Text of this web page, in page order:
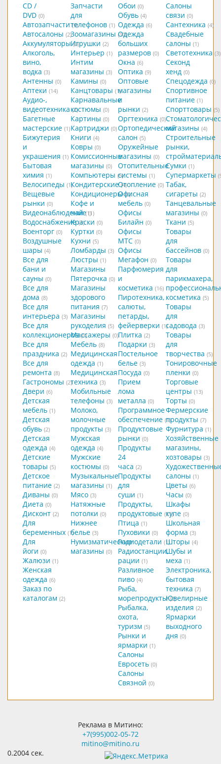
CD /
DVD (0)
Автозапчасти (9)
Автосалоны (2)
Аккумуляторы (0)
Алкоголь,
вино,
водка (3)
Антенны (0)
Аптеки (14)
Аудио-,
видеотехника (2)
Багетные
мастерские (1)
Бижутерия
и
украшения (1)
Бытовая
химия (1)
Велосипеды (1)
Вещевые
рынки (0)
Видеонаблюдение (1)
Водоснабжение (1)
Военторг (0)
Воздушные
шары (4)
Все для
бани и
сауны (0)
Все для
дома (8)
Все для
интерьера (3)
Все для
коллекционеров (0)
Все для
праздника (2)
Все для
ремонта (8)
Гастрономы (2)
Двери (6)
Детская
мебель (1)
Детская
обувь (2)
Детская
одежда (4)
Детские
товары (5)
Детское
питание (2)
Диваны (0)
Диета (0)
Дисконт (2)
Для
беременных (1)
Для
йоги (0)
Жалюзи (1)
Женская
одежда (6)
Заказ по
каталогам (2)
Запчасти
для
телефонов (1)
Зоомагазины (10)
Игрушки (2)
Интерьер (1)
Интим
магазины (3)
Камины (0)
Канцтовары (1)
Карнавальные
костюмы (0)
Картины (0)
Картриджи (0)
Книги (4)
Ковры (0)
Комиссионные
магазины (0)
Компьютеры (5)
Кондитерские (4)
Кондиционеры (0)
Кофе и
чай (1)
Краски (0)
Куртки (0)
Кухни (5)
Ломбарды (3)
Люстры (1)
Магазины
Пятерочка (0)
Магазины
здорового
питания (7)
Магазины
рукоделия (5)
Массажеры (0)
Мебель (8)
Медицинская
одежда (1)
Медицинская
техника (3)
Мобильные
телефоны (3)
Молоко,
молочные
продукты (3)
Мужская
одежда (4)
Мужские
костюмы (0)
Музыкальные
магазины (1)
Мясо (3)
Натяжные
потолки (0)
Нижнее
белье (3)
Нумизматические
магазины (0)
Обои (0)
Обувь (4)
Одежда (6)
Одежда
больших
размеров (0)
Окна (6)
Оптика (9)
Оптовые
магазины
и
рынки (2)
Оргтехника (0)
Ортопедический
салон (5)
Оружейные
магазины (0)
Отопительные
системы (1)
Отопление (0)
Офисная
мебель (0)
Офисы
Билайн (0)
Офисы
МТС (0)
Офисы
Мегафон (0)
Парфюмерия
и
косметика (16)
Пиротехника,
салюты,
петарды,
фейерверки (1)
Плитка (2)
Подарки (3)
Постельное
белье (3)
Посуда (0)
Прием
лома
металла (0)
Программное
обеспечение (1)
Продуктовые
рынки (0)
Продукты
24
часа (2)
Продукты
для
суши (1)
Продукты,
продуктовые (11)
Птица (1)
Пуховики (0)
Радиодетали (1)
Радиостанции,
рации (1)
Разливное
пиво (4)
Рыба,
морепродукты (2)
Рыбалка,
охота,
туризм (5)
Рынки и
ярмарки (1)
Салоны
Евросеть (0)
Салоны
Связной (0)
Салоны
связи (0)
Сантехника (4)
Свадебные
салоны (1)
Светотехника (3)
Секонд
хенд (0)
Спецодежда (0)
Спортивное
питание (1)
Спорттовары (5)
магазины (4)
Строительные
рынки,
Сумки (1)
Супермаркеты
Табак,
сигареты (2)
Танцевальные
магазины (0)
Ткани (5)
Товары
для
бассейнов (0)
Товары
для
парикмахера,
косметика (5)
Товары
для
садовода (3)
Товары
для
творчества (5)
Тонировочные
пленки (0)
Торговые
центры (13)
Торты (0)
Фермерские
продукты (7)
Фурнитура (1)
Хозяйственные
магазины,
хозтовары (3)
салоны (1)
Цветы (6)
Часы (0)
Шкафы
купе (0)
Школьная
форма (3)
Шторы (4)
Шубы и
меха (1)
Электроника,
бытовая
техника (7)
Ювелирные
изделия (2)
Ярмарки
выходного
дня (0)
Реклама в Митино:
+7(995)002-05-72
mitino@mitino.ru
0.2004 сек.